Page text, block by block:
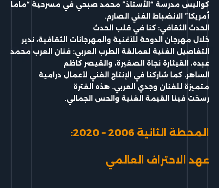
كواليس مدرسة “الأستاذ” محمد صبحي في مسرحية “ماما
أمريكا” الانضباط الفني الصارم.
الحدث الثقافي: كنا في قلب الحدث
خلال مهرجان الدوحة للأغنية والمهرجانات الثقافية، ندير
التفاصيل الفنية لعمالقة الطرب العربي: فنان العرب محمد
عبده، القيثارة نجاة الصغيرة، والقيصر كاظم
الساهر. كما شاركنا في الإنتاج الفني لأعمال درامية
متميزة للفنان وجدي العربي. هذه الفترة
رسخت فينا القيمة الفنية والحس الجمالي.
المحطة الثانية 2006 – 2020:
عهد الاحتراف العالمي